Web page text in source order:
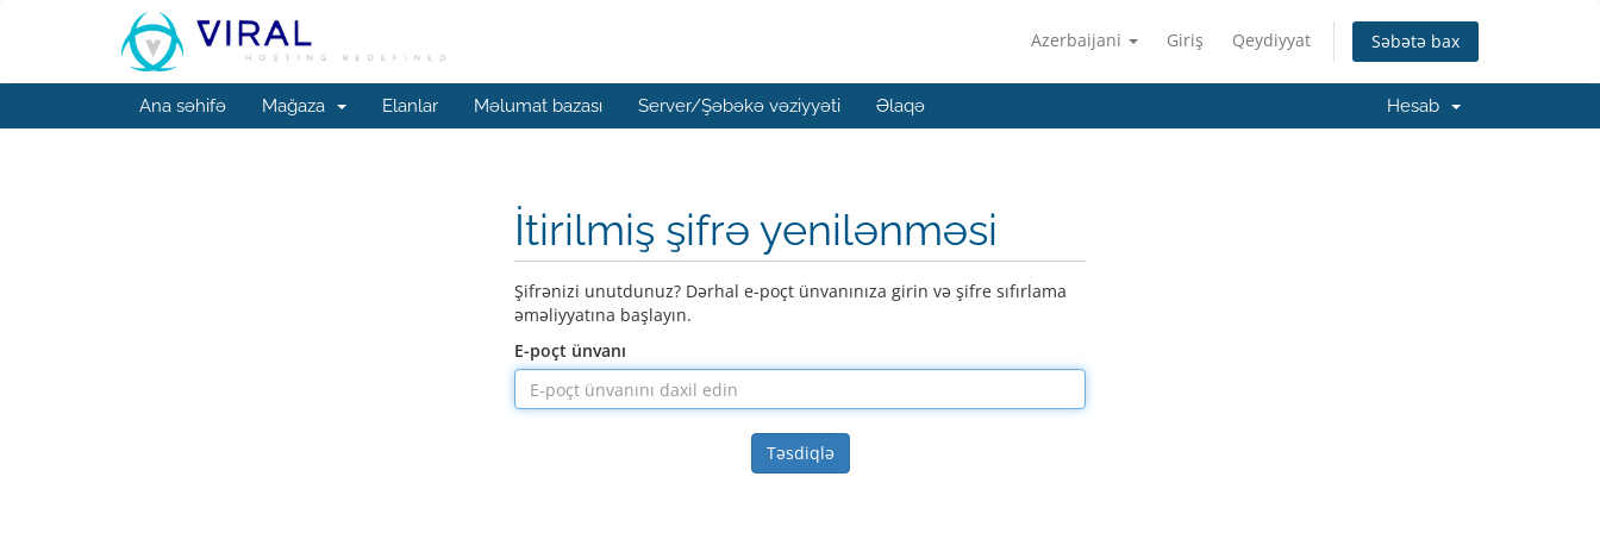
Azerbaijani Giriş Qeydiyyat Səbətə bax
Ana səhifə Mağaza Elanlar Məlumat bazası Server/Şəbəkə vəziyyəti Əlaqə Hesab
İtirilmiş şifrə yenilənməsi
Şifrənizi unutdunuz? Dərhal e-poçt ünvanınıza girin və şifre sıfırlama
əməliyyatına başlayın.
E-poçt ünvanı
Təsdiqlə